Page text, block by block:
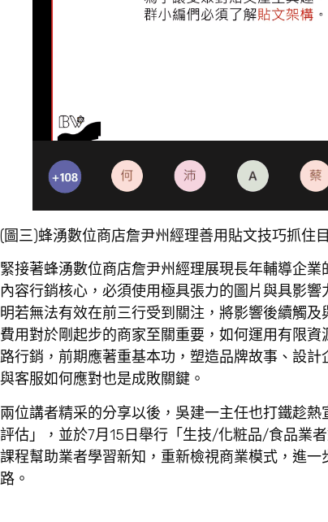
(圖三)蜂湧數位商店詹尹州經理善用貼文技巧抓住
緊接著蜂湧數位商店詹尹州經理展現長年輔導企
內容行銷核心，必須使用極具張力的圖片與具影
明若無法有效在前三行受到關注，將影響後續觸
費用對於剛起步的商家至關重要，如何運用有限
路行銷，前期應著重基本功，塑造品牌故事、設
與客服如何應對也是成敗關鍵。
兩位講者精采的分享以後，吳建一主任也打鐵趁
評估」，並於7月15日舉行「生技/化粧品/食品業
課程幫助業者學習新知，重新檢視商業模式，進
路。